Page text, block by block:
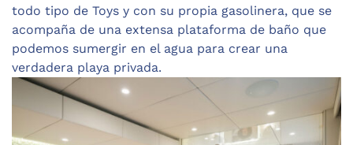
todo tipo de Toys y con su propia gasolinera, que se
acompaña de una extensa plataforma de baño que
podemos sumergir en el agua para crear una
verdadera playa privada.